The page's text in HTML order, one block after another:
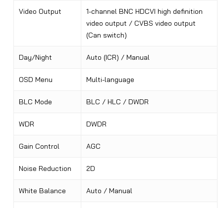
Video Output
1-channel BNC HDCVI high definition
video output / CVBS video output
(Can switch)
Day/Night Auto (ICR) / Manual
OSD Menu Multi-language
BLC Mode BLC / HLC / DWDR
WDR DWDR
Gain Control AGC
Noise Reduction 2D
White Balance Auto / Manual